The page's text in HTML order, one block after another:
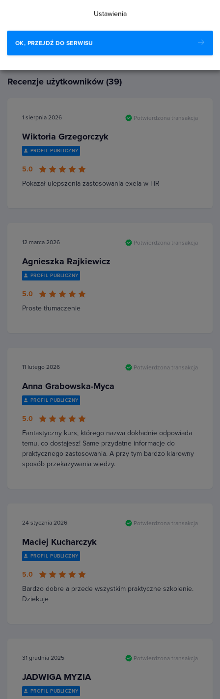
0 %
Recenzje użytkowników (39)
1 sierpnia 2026 Potwierdzona transakcja
Wiktoria Grzegorczyk
PROFIL PUBLICZNY
5.0
Pokazał ulepszenia zastosowania exela w HR
12 marca 2026 Potwierdzona transakcja
Agnieszka Rajkiewicz
PROFIL PUBLICZNY
5.0
Proste tłumaczenie
11 lutego 2026 Potwierdzona transakcja
Anna Grabowska-Myca
PROFIL PUBLICZNY
5.0
Fantastyczny kurs, którego nazwa dokładnie odpowiada
temu, co dostajesz! Same przydatne informacje do
praktycznego zastosowania. A przy tym bardzo klarowny
sposób przekazywania wiedzy.
24 stycznia 2026 Potwierdzona transakcja
Maciej Kucharczyk
PROFIL PUBLICZNY
5.0
Bardzo dobre a przede wszystkim praktyczne szkolenie.
Dziekuje
31 grudnia 2025 Potwierdzona transakcja
JADWIGA MYZIA
PROFIL PUBLICZNY
Ustawienia
OK, PRZEJDŹ DO SERWISU